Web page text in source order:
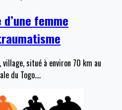
femme
village, situé à environ 70 km au
du Togo.…